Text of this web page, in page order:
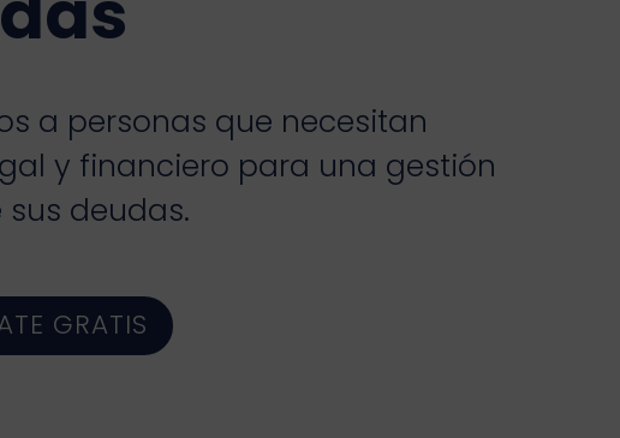
a personas que necesitan
y financiero para una gestión
deudas.
GRATIS